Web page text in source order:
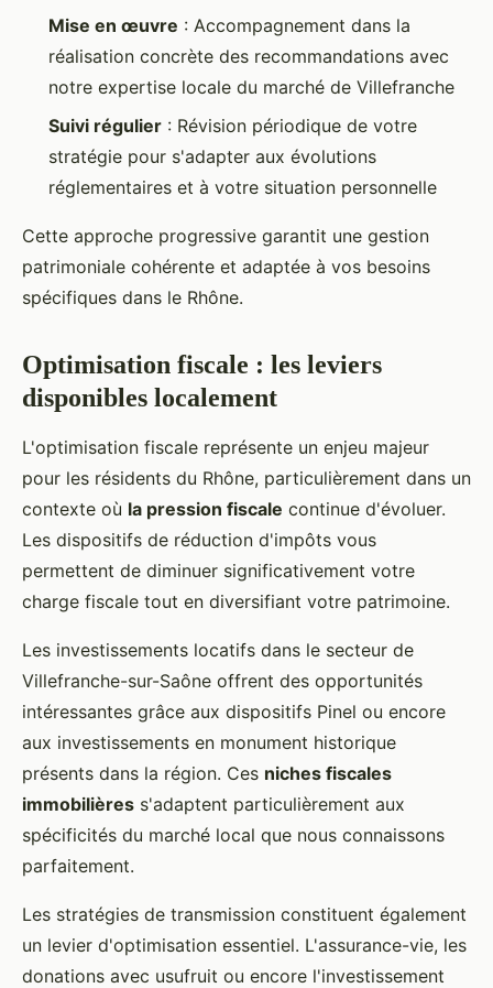
Mise en œuvre : Accompagnement dans la
réalisation concrète des recommandations avec
notre expertise locale du marché de Villefranche
Suivi régulier : Révision périodique de votre
stratégie pour s'adapter aux évolutions
réglementaires et à votre situation personnelle
Cette approche progressive garantit une gestion
patrimoniale cohérente et adaptée à vos besoins
spécifiques dans le Rhône.
Optimisation fiscale : les leviers
disponibles localement
L'optimisation fiscale représente un enjeu majeur
pour les résidents du Rhône, particulièrement dans un
contexte où la pression fiscale continue d'évoluer.
Les dispositifs de réduction d'impôts vous
permettent de diminuer significativement votre
charge fiscale tout en diversifiant votre patrimoine.
Les investissements locatifs dans le secteur de
Villefranche-sur-Saône offrent des opportunités
intéressantes grâce aux dispositifs Pinel ou encore
aux investissements en monument historique
présents dans la région. Ces niches fiscales
immobilières s'adaptent particulièrement aux
spécificités du marché local que nous connaissons
parfaitement.
Les stratégies de transmission constituent également
un levier d'optimisation essentiel. L'assurance-vie, les
donations avec usufruit ou encore l'investissement